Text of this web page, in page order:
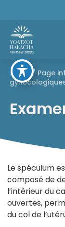
Home / Page
Le spéculum
composé de
l’intérieur du
ouvertes,
du col de